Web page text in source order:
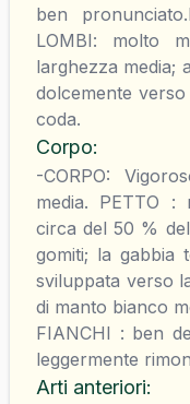
ben
LOMBI: molto
larghezza media;
dolcemente
coda.
Corpo:
-CORPO:
media. PETTO
circa del 50 %
gomiti; la gabbia
sviluppata verso
di manto bianco
FIANCHI : ben
leggermente
Arti anteriori: